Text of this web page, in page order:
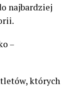
najbardziej
–
których